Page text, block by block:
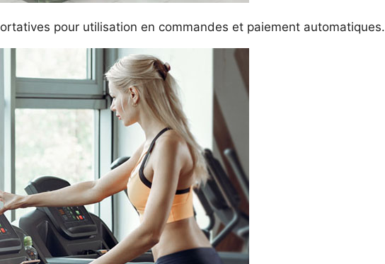
pour utilisation en commandes et paiement automatiques.